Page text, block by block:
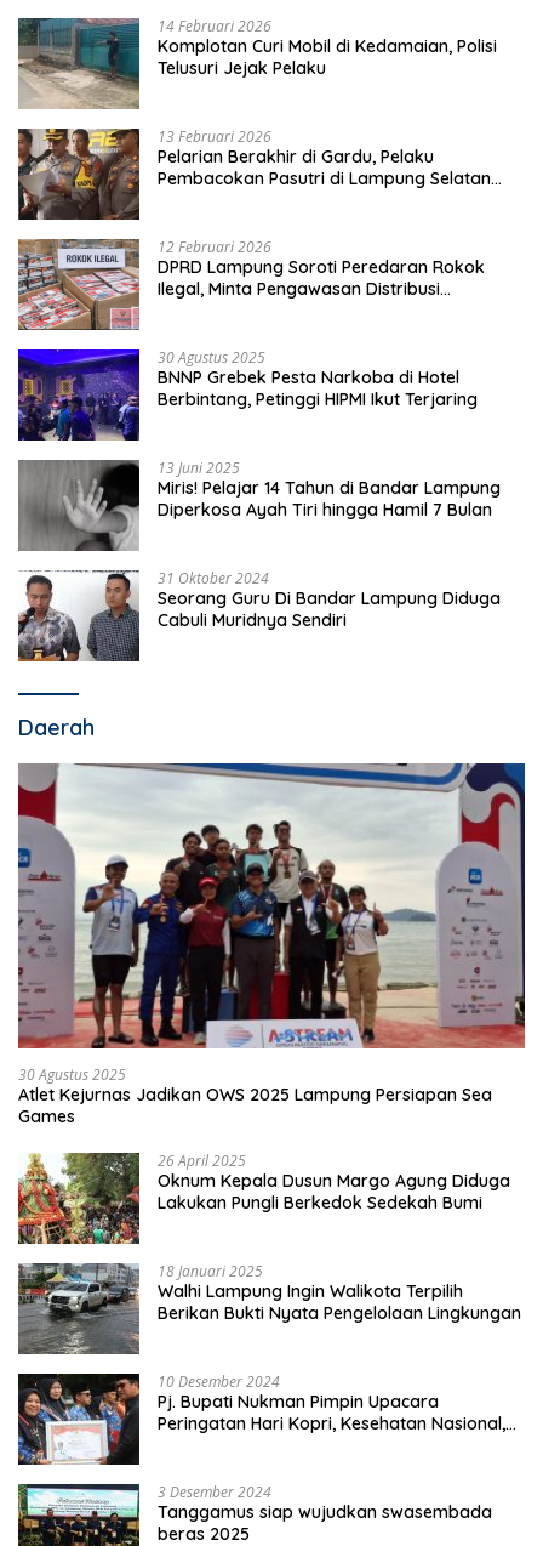
14 Februari 2026
Komplotan Curi Mobil di Kedamaian, Polisi
Telusuri Jejak Pelaku
13 Februari 2026
Pelarian Berakhir di Gardu, Pelaku
Pembacokan Pasutri di Lampung Selatan
12 Februari 2026
DPRD Lampung Soroti Peredaran Rokok
Ilegal, Minta Pengawasan Distribusi
30 Agustus 2025
BNNP Grebek Pesta Narkoba di Hotel
Berbintang, Petinggi HIPMI Ikut Terjaring
13 Juni 2025
Miris! Pelajar 14 Tahun di Bandar Lampung
Diperkosa Ayah Tiri hingga Hamil 7 Bulan
31 Oktober 2024
Seorang Guru Di Bandar Lampung Diduga
Cabuli Muridnya Sendiri
Daerah
30 Agustus 2025
Atlet Kejurnas Jadikan OWS 2025 Lampung Persiapan Sea
Games
26 April 2025
Oknum Kepala Dusun Margo Agung Diduga
Lakukan Pungli Berkedok Sedekah Bumi
18 Januari 2025
Walhi Lampung Ingin Walikota Terpilih
Berikan Bukti Nyata Pengelolaan Lingkungan
10 Desember 2024
Pj. Bupati Nukman Pimpin Upacara
Peringatan Hari Kopri, Kesehatan Nasional,
3 Desember 2024
Tanggamus siap wujudkan swasembada
beras 2025